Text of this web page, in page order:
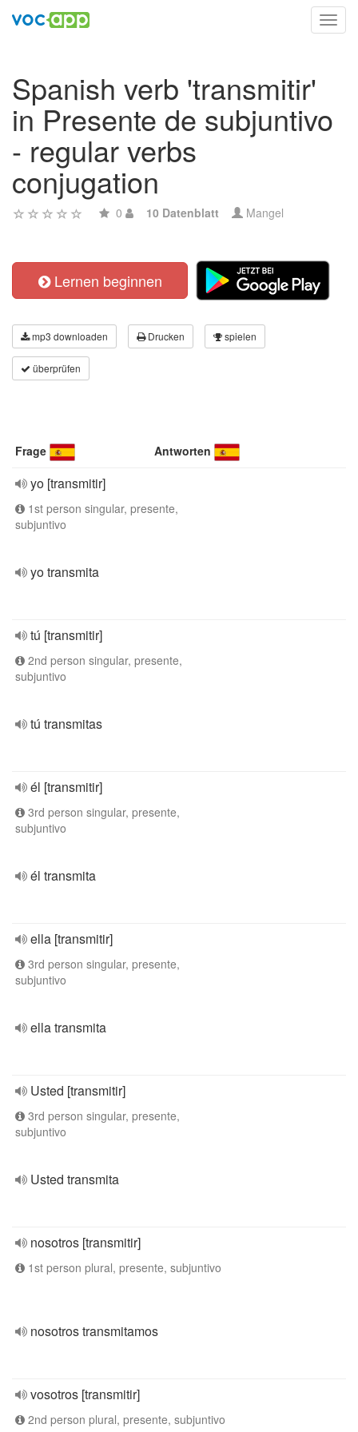
Spanish verb 'transmitir'
in Presente de subjuntivo
- regular verbs
conjugation
0 10 Datenblatt Mangel
Lernen beginnen
mp3 downloaden Drucken spielen
überprüfen
Frage Antworten
yo [transmitir]
1st person singular, presente,
subjuntivo
yo transmita
tú [transmitir]
2nd person singular, presente,
subjuntivo
tú transmitas
él [transmitir]
3rd person singular, presente,
subjuntivo
él transmita
ella [transmitir]
3rd person singular, presente,
subjuntivo
ella transmita
Usted [transmitir]
3rd person singular, presente,
subjuntivo
Usted transmita
nosotros [transmitir]
1st person plural, presente, subjuntivo
nosotros transmitamos
vosotros [transmitir]
2nd person plural, presente, subjuntivo